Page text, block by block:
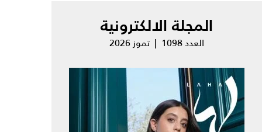
المجلة الالكترونية
العدد 1098 | تموز 2026